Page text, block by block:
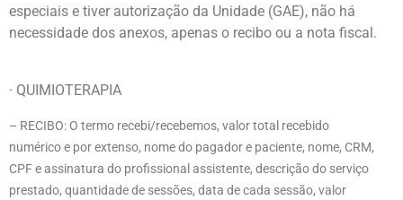
especiais e tiver autorização da Unidade (GAE), não há
necessidade dos anexos, apenas o recibo ou a nota fiscal.
· QUIMIOTERAPIA
– RECIBO: O termo recebi/recebemos, valor total recebido
numérico e por extenso, nome do pagador e paciente, nome, CRM,
CPF e assinatura do profissional assistente, descrição do serviço
prestado, quantidade de sessões, data de cada sessão, valor